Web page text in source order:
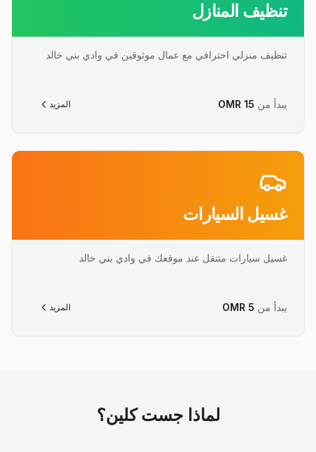
تنظيف المنازل
تنظيف منزلي احترافي مع عمال موثوقين في وادي بني خالد
يبدأ من OMR 15 المزيد
غسيل السيارات
غسيل سيارات متنقل عند موقعك في وادي بني خالد
يبدأ من OMR 5 المزيد
لماذا جست كلين؟